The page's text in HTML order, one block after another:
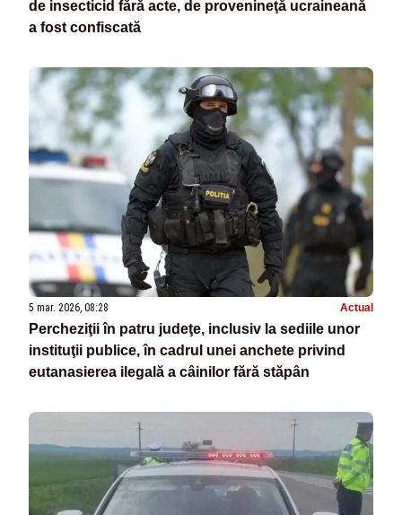
de insecticid fără acte, de provenineţă ucraineană
a fost confiscată
5 mar. 2026, 08:28 Actual
Percheziţii în patru judeţe, inclusiv la sediile unor
instituţii publice, în cadrul unei anchete privind
eutanasierea ilegală a câinilor fără stăpân